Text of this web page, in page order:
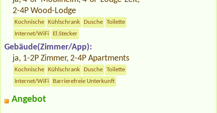
2-4P Wood-Lodge
Kochnische Kühlschrank Dusche
Toilette
Internet/WiFi
El.Stecker
Gebäude(Zimmer/App):
ja, 1-2P Zimmer, 2-4P Apartments
Kochnische Kühlschrank Dusche
Toilette
Internet/WiFi
Barrierefreie Unterkunft
Angebot